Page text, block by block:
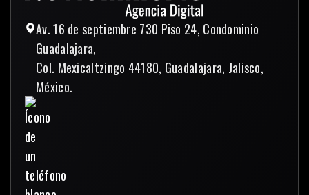
Av. 16 de septiembre 730 Piso 24, Condominio
Guadalajara,
Col. Mexicaltzingo 44180, Guadalajara, Jalisco,
México.